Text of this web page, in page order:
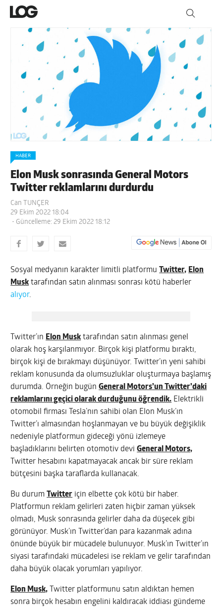
HABER
Elon Musk sonrasında General Motors
Twitter reklamlarını durdurdu
Can TUNÇER
29 Ekim 2022 18:04
- Güncelleme: 29 Ekim 2022 18:12
Sosyal medyanın karakter limitli platformu Twitter, Elon
Musk tarafından satın alınması sonrası kötü haberler
alıyor.
Twitter’ın Elon Musk tarafından satın alınması genel
olarak hoş karşılanmıyor. Birçok kişi platformu bıraktı,
birçok kişi de bırakmayı düşünüyor. Twitter’ın yeni sahibi
reklam konusunda da olumsuzluklar oluşturmaya başlamış
durumda. Örneğin bugünGeneral Motors’un Twitter’daki
reklamlarını geçici olarak durduğunu öğrendik. Elektrikli
otomobil firması Tesla’nın sahibi olan Elon Musk’ın
Twitter’ı almasından hoşlanmayan ve bu büyük değişiklik
nedeniyle platformun gideceği yönü izlemeye
başladıklarını belirten otomotiv deviGeneral Motors,
Twitter hesabını kapatmayacak ancak bir süre reklam
bütçesini başka taraflarda kullanacak.
Bu durum Twitter için elbette çok kötü bir haber.
Platformun reklam gelirleri zaten hiçbir zaman yüksek
olmadı, Musk sonrasında gelirler daha da düşecek gibi
görünüyor. Musk’ın Twitter’dan para kazanmak adına
önünde büyük bir mücadele bulunuyor. Musk’ın Twitter’ın
siyasi tarafındaki mücadelesi ise reklam ve gelir tarafından
daha büyük olacak yorumları yapılıyor.
Elon Musk, Twitter platformunu satın aldıktan hemen
sonra birçok hesabın engelini kaldıracak iddiası gündeme